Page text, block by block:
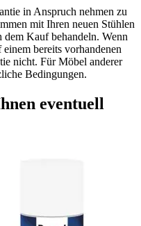
in Anspruch nehmen zu
mit Ihren neuen Stühlen
dem Kauf behandeln. Wenn
bereits vorhandenen
nicht. Für Möbel anderer
Bedingungen.
eventuell